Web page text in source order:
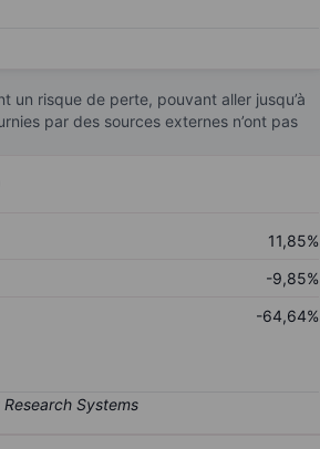
un risque de perte, pouvant aller jusqu’à
par des sources externes n’ont pas
11,85%
-9,85%
-64,64%